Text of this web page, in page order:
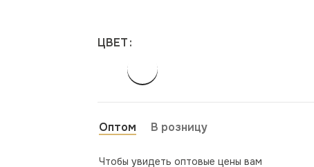
ЦВЕТ
Оптом В розницу
Чтобы увидеть оптовые цены вам